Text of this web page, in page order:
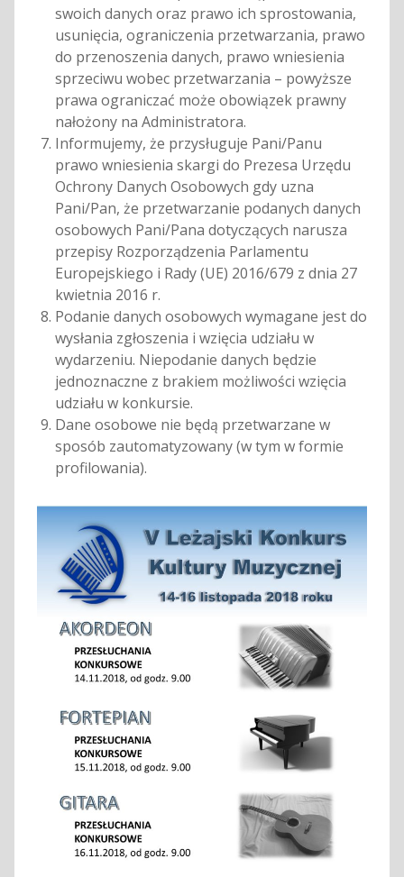
swoich danych oraz prawo ich sprostowania,
usunięcia, ograniczenia przetwarzania, prawo
do przenoszenia danych, prawo wniesienia
sprzeciwu wobec przetwarzania – powyższe
prawa ograniczać może obowiązek prawny
nałożony na Administratora.
Informujemy, że przysługuje Pani/Panu
prawo wniesienia skargi do Prezesa Urzędu
Ochrony Danych Osobowych gdy uzna
Pani/Pan, że przetwarzanie podanych danych
osobowych Pani/Pana dotyczących narusza
przepisy Rozporządzenia Parlamentu
Europejskiego i Rady (UE) 2016/679 z dnia 27
kwietnia 2016 r.
Podanie danych osobowych wymagane jest do
wysłania zgłoszenia i wzięcia udziału w
wydarzeniu. Niepodanie danych będzie
jednoznaczne z brakiem możliwości wzięcia
udziału w konkursie.
Dane osobowe nie będą przetwarzane w
sposób zautomatyzowany (w tym w formie
profilowania).